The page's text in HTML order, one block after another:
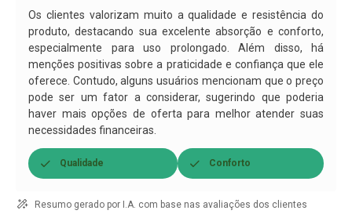
Por R$ 146,90/cada
Por R$ 114,90/cada
Os clientes valorizam muito a qualidade e resistência do
produto, destacando sua excelente absorção e conforto,
especialmente para uso prolongado. Além disso, há
menções positivas sobre a praticidade e confiança que ele
oferece. Contudo, alguns usuários mencionam que o preço
pode ser um fator a considerar, sugerindo que poderia
haver mais opções de oferta para melhor atender suas
necessidades financeiras.
Qualidade Conforto
Resumo gerado por I.A. com base nas avaliações dos clientes